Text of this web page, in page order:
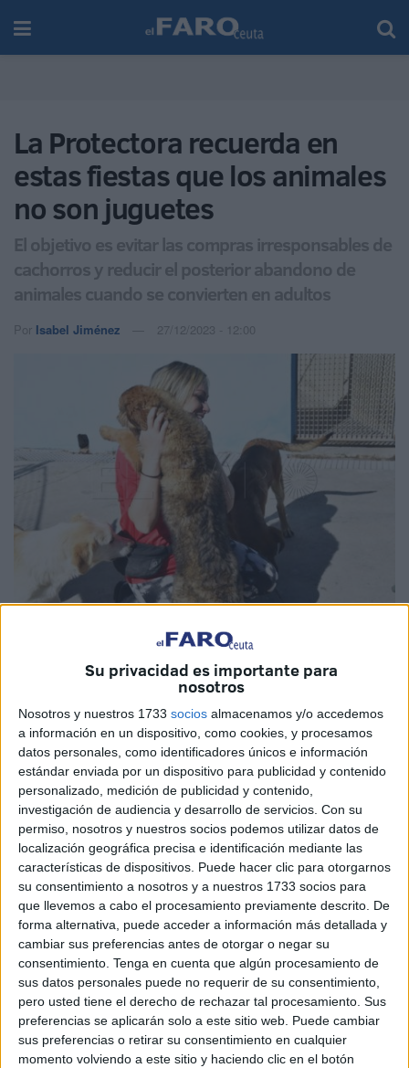
Su privacidad es importante para
nosotros
Nosotros y nuestros 1733 socios almacenamos y/o accedemos
a información en un dispositivo, como cookies, y procesamos
datos personales, como identificadores únicos e información
estándar enviada por un dispositivo para publicidad y contenido
personalizado, medición de publicidad y contenido,
investigación de audiencia y desarrollo de servicios. Con su
permiso, nosotros y nuestros socios podemos utilizar datos de
localización geográfica precisa e identificación mediante las
características de dispositivos. Puede hacer clic para otorgarnos
su consentimiento a nosotros y a nuestros 1733 socios para
que llevemos a cabo el procesamiento previamente descrito. De
forma alternativa, puede acceder a información más detallada y
cambiar sus preferencias antes de otorgar o negar su
consentimiento. Tenga en cuenta que algún procesamiento de
sus datos personales puede no requerir de su consentimiento,
pero usted tiene el derecho de rechazar tal procesamiento. Sus
preferencias se aplicarán solo a este sitio web. Puede cambiar
sus preferencias o retirar su consentimiento en cualquier
momento volviendo a este sitio y haciendo clic en el botón
La Protectora recuerda en
estas fiestas que los animales
no son juguetes
El objetivo es evitar las compras irresponsables de
cachorros y reducir el posterior abandono de
animales cuando se convierten en adultos
Por Isabel Jiménez 27/12/2023 - 12:00
LaProtectorade Animales y Plantas de Ceuta ha hecho
un llamamiento a la ciudadanía para sensibilizar a la hora
de regalarmascotasen estas fechas navideñas.
El objetivo de la entidad es evitar las compras
irresponsables y reducir el posterior abandono de
animales.
En efemérides comoPapá Noelo Reyes Magos, asegura
la Protectora, se tiende a utilizar a gatos o perros en
concepto de regalo.
"Estos son entregados siendo cachorros y, por desgracia,
observamos cómo muchos de ellos son abandonados
cuando se convierten en adultos", denuncia de forma
pública esta asociación.